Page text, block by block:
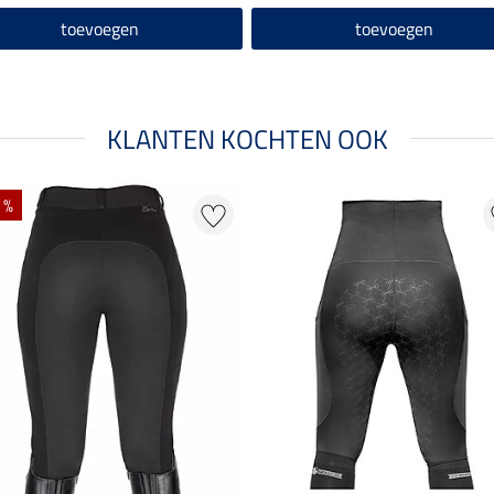
toevoegen toevoegen
KLANTEN KOCHTEN OOK